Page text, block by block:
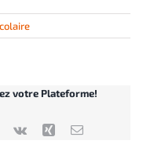
votre Plateforme!
Vk Xing Email